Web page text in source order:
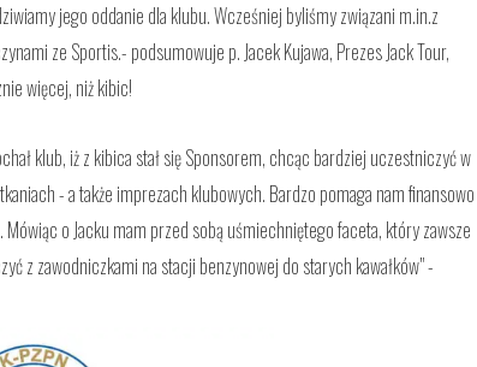
jego oddanie dla klubu. Wcześniej byliśmy związani m.in.z
ze Sportis.- podsumowuje p. Jacek Kujawa, Prezes Jack Tour,
więcej, niż kibic!
klub, iż z kibica stał się Sponsorem, chcąc bardziej uczestniczyć w
- a także imprezach klubowych. Bardzo pomaga nam finansowo
o Jacku mam przed sobą uśmiechniętego faceta, który zawsze
z zawodniczkami na stacji benzynowej do starych kawałków" -